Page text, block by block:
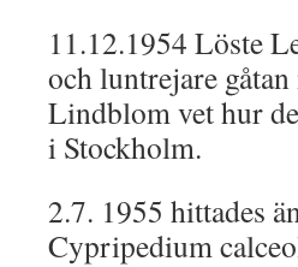
11.12.1954 Löste
och luntrejare
Lindblom vet hur
i Stockholm.
2.7. 1955 hittades
Cypripedium